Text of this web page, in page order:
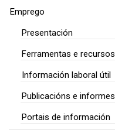
Emprego
Presentación
Ferramentas e recursos
Información laboral útil
Publicacións e informes
Portais de información